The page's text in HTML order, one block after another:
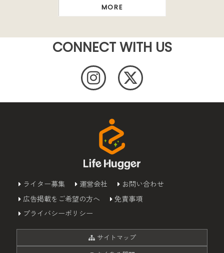
MORE
CONNECT WITH US
ライター募集 運営会社
お問い合わせ
広告掲載をご希望の方へ
免責事項
プライバシーポリシー
サイトマップ